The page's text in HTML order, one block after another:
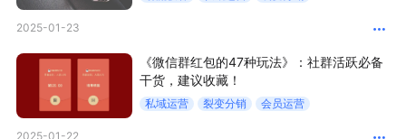
行业洞察
品牌消费观 行业报告
新零售资讯
2025-01-23
《微信群红包的47种玩法》：社群活跃必备
干货，建议收藏！
私域运营 裂变分销 会员运营
2025-01-22